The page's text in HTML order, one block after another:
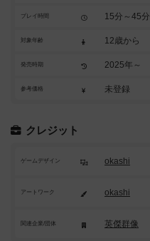
プレイ時間 15分～45分
対象年齢 12歳から
発売時期 2025年～
参考価格 未登録
クレジット
ゲームデザイン okashi
アートワーク okashi
関連企業/団体 英傑群像